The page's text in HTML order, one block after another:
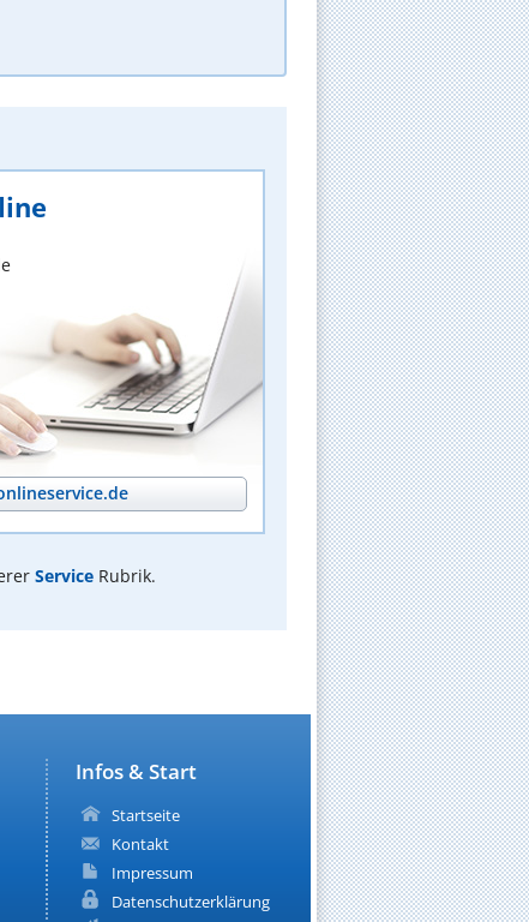
ServiceRubrik.
Infos & Start
Startseite
Kontakt
Impressum
Datenschutzerklärung